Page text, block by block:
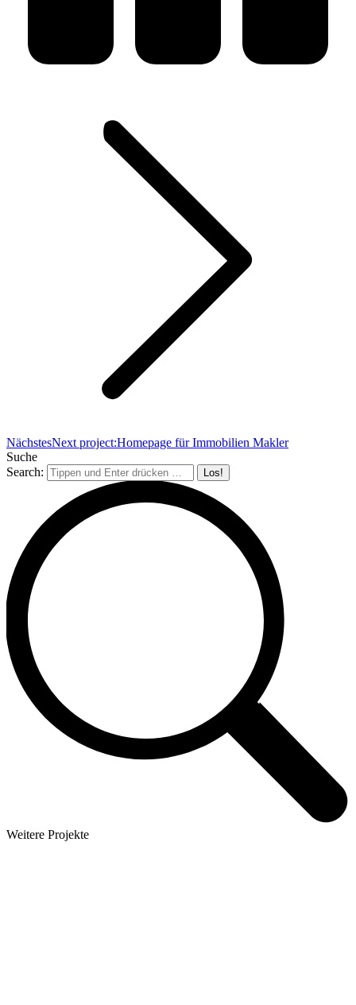
NächstesNext project:Homepage für Immobilien Makler
Suche
Search:
Weitere Projekte